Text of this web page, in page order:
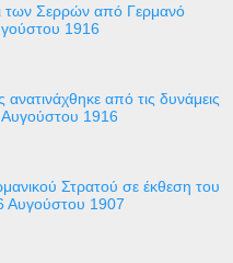
των Σερρών από Γερμανό
1916
από τις δυνάμεις
1916
Στρατού σε έκθεση του
Αυγούστου 1907